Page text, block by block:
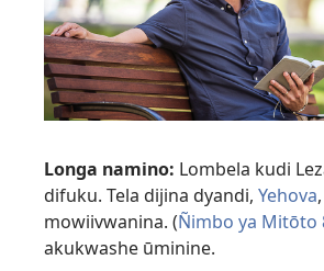
Longa namino: Lombela kudi
difuku. Tela dijina dyandi, Yehova
mowiivwanina. (Ñimbo ya Mitōto
akukwashe ūminine.